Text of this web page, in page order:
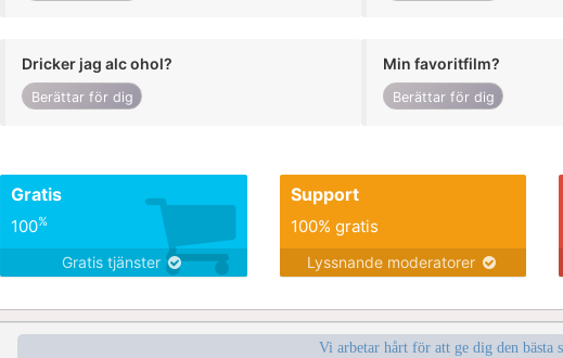
Dricker jag alc ohol?
Berättar för dig
Min favoritfilm?
Berättar för dig
Gratis
100%
Gratis tjänster
Support
100% gratis
Lyssnande moderatorer
Vi arbetar hårt för att ge dig den bästa